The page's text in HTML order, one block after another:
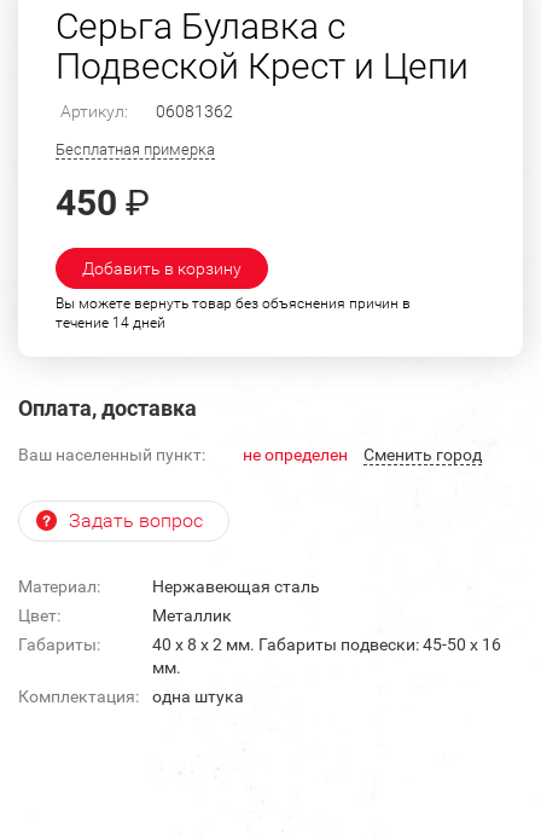
Серьга Булавка с
Подвеской Крест и Цепи
Артикул: 06081362
Бесплатная примерка
450 ₽
Добавить в корзину
Вы можете вернуть товар без объяснения причин в
течение 14 дней
Оплата, доставка
Ваш населенный пункт: не определен Cменить город
Задать вопрос
Материал:
Нержавеющая сталь
Цвет:
Металлик
Габариты:
40 х 8 х 2 мм. Габариты подвески: 45-50 х 16
мм.
Комплектация:
одна штука